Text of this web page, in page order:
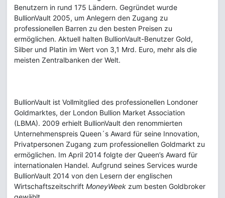
Benutzern in rund 175 Ländern. Gegründet wurde
BullionVault 2005, um Anlegern den Zugang zu
professionellen Barren zu den besten Preisen zu
ermöglichen. Aktuell halten BullionVault-Benutzer Gold,
Silber und Platin im Wert von 3,1 Mrd. Euro, mehr als die
meisten Zentralbanken der Welt.
BullionVault ist Vollmitglied des professionellen Londoner
Goldmarktes, der London Bullion Market Association
(LBMA). 2009 erhielt BullionVault den renommierten
Unternehmenspreis Queen´s Award für seine Innovation,
Privatpersonen Zugang zum professionellen Goldmarkt zu
ermöglichen. Im April 2014 folgte der Queen’s Award für
internationalen Handel. Aufgrund seines Services wurde
BullionVault 2014 von den Lesern der englischen
Wirtschaftszeitschrift MoneyWeek zum besten Goldbroker